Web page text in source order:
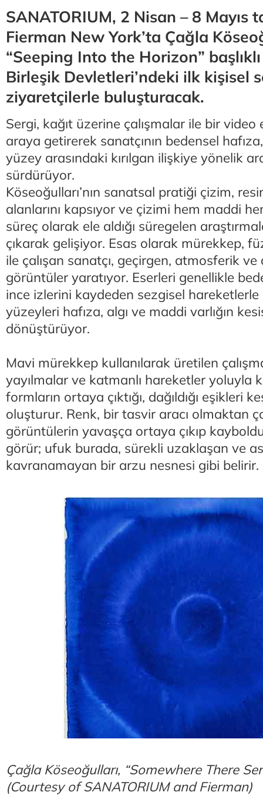
SANATORIUM, 2 Nisan – 8 Mayıs
Fierman New York’ta Çağla
“Seeping Into the Horizon”
Birleşik Devletleri’ndeki ilk kişisel
ziyaretçilerle buluşturacak.
Sergi, kağıt üzerine çalışmalar ile bir
araya getirerek sanatçının bedensel
yüzey arasındaki kırılgan ilişkiye yönelik
sürdürüyor.
Köseoğulları’nın sanatsal pratiği çizim,
alanlarını kapsıyor ve çizimi hem maddi
süreç olarak ele aldığı süregelen
çıkarak gelişiyor. Esas olarak mürekkep,
ile çalışan sanatçı, geçirgen, atmosferik ve
görüntüler yaratıyor. Eserleri genellikle
ince izlerini kaydeden sezgisel hareketlerle
yüzeyleri hafıza, algı ve maddi varlığın
dönüştürüyor.
Mavi mürekkep kullanılarak üretilen
yayılmalar ve katmanlı hareketler yoluyla
formların ortaya çıktığı, dağıldığı eşikleri
oluşturur. Renk, bir tasvir aracı olmaktan
görüntülerin yavaşça ortaya çıkıp
görür; ufuk burada, sürekli uzaklaşan ve
kavranamayan bir arzu nesnesi gibi belirir.
Çağla Köseoğulları, “Somewhere There
(Courtesy of SANATORIUM and Fierman)